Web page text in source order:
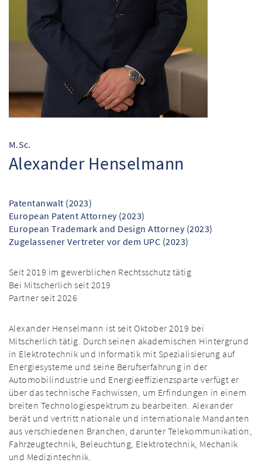
M.Sc.
Alexander Henselmann
Patentanwalt (2023)
European Patent Attorney (2023)
European Trademark and Design Attorney (2023)
Zugelassener Vertreter vor dem UPC (2023)
Seit 2019 im gewerblichen Rechtsschutz tätig
Bei Mitscherlich seit 2019
Partner seit 2026
Alexander Henselmann ist seit Oktober 2019 bei
Mitscherlich tätig. Durch seinen akademischen Hintergrund
in Elektrotechnik und Informatik mit Spezialisierung auf
Energiesysteme und seine Berufserfahrung in der
Automobilindustrie und Energieeffizienzsparte verfügt er
über das technische Fachwissen, um Erfindungen in einem
breiten Technologiespektrum zu bearbeiten. Alexander
berät und vertritt nationale und internationale Mandanten
aus verschiedenen Branchen, darunter Telekommunikation,
Fahrzeugtechnik, Beleuchtung, Elektrotechnik, Mechanik
und Medizintechnik.